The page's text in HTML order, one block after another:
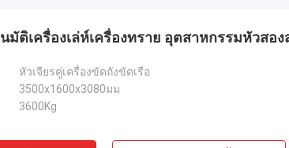
มัติเครื่องเล่ห์เครื่องทราย อุตสาหกรรมหัวสอง
หัวเจียรคู่เครื่องขัดถังขัดเรือ
3500x1600x3080มม
3600Kg